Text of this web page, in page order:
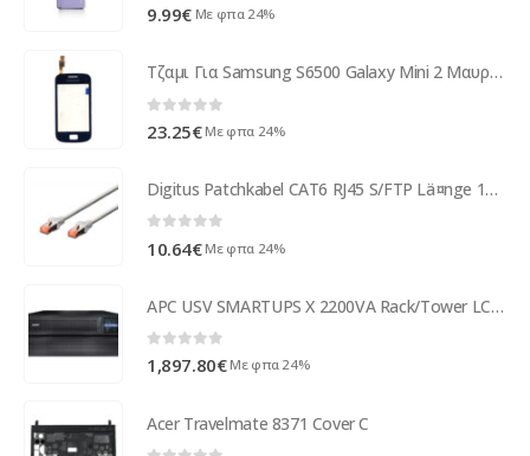
9.99€ Με φπα 24%
Τζαμι Για Samsung S6500 Galaxy Mini 2 Μαυρο Grade A
23.25€ Με φπα 24%
Digitus Patchkabel CAT6 RJ45 S/FTP Lä¤nge 15m Grey DK-1644-150
10.64€ Με φπα 24%
APC USV SMARTUPS X 2200VA Rack/Tower LCD 200-240V SMX2200HV
0 out of 5
1,897.80€ Με φπα 24%
Acer Travelmate 8371 Cover C